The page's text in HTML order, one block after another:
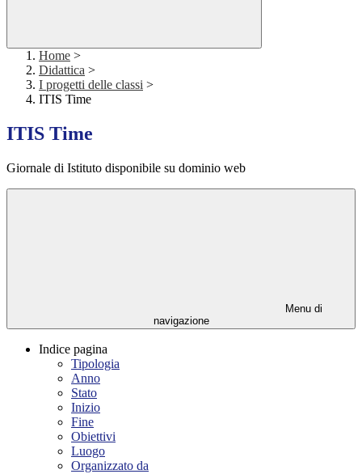
Home >
Didattica >
I progetti delle classi >
ITIS Time
ITIS Time
Giornale di Istituto disponibile su dominio web
Menu di
navigazione
Indice pagina
Tipologia
Anno
Stato
Inizio
Fine
Obiettivi
Luogo
Organizzato da